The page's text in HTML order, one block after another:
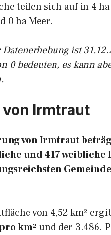
teilen sich auf in 4
0 ha Meer.
ist
0 bedeuten, es kann
Irmtraut
von Irmtraut
und 417
von 4,52 km²
km² und der 3.486.